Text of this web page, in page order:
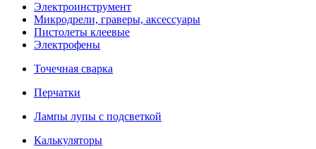
Электроинструмент
Микродрели, граверы, аксессуары
Пистолеты клеевые
Электрофены
Точечная сварка
Перчатки
Лампы лупы с подсветкой
Калькуляторы